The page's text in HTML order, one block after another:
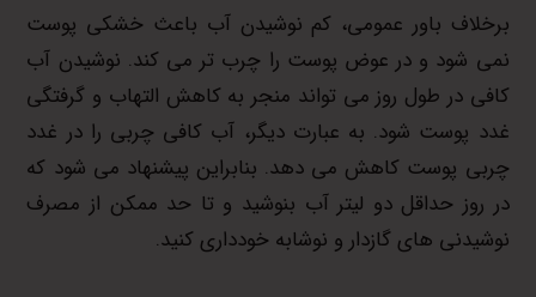
برخلاف باور عمومی، کم نوشیدن آب باعث خشکی پوست
نمی شود و در عوض پوست را چرب تر می کند. نوشیدن آب
کافی در طول روز می تواند منجر به کاهش التهاب و گرفتگی
غدد پوست شود. به عبارت دیگر، آب کافی چربی را در غدد
چربی پوست کاهش می دهد. بنابراین پیشنهاد می شود که
در روز حداقل دو لیتر آب بنوشید و تا حد ممکن از مصرف
نوشیدنی های گازدار و نوشابه خودداری کنید.